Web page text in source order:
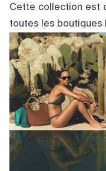
Cette collection est
toutes les boutiques